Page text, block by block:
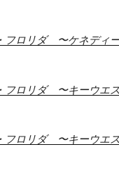
フロリダ 〜ケネディ
フロリダ 〜キーウエ
フロリダ 〜キーウエ